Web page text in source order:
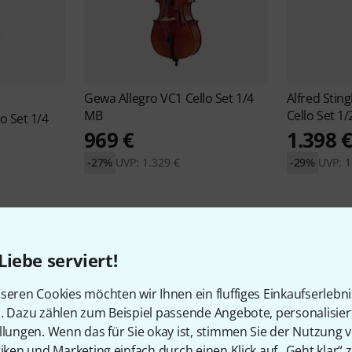
serviert!
Cookies möchten wir Ihnen ein fluffiges
Dazu zählen zum Beispiel passende Angebote,
Wenn das für Sie okay ist, stimmen Sie der Nutzung
Set 1/4
GewaAllegro VC1 Cello Set 1/4
MB
969 €
UVP: 1.329 €
-27%
Alfred
Cello Set 1/
1.398 €
UVP:
-29%